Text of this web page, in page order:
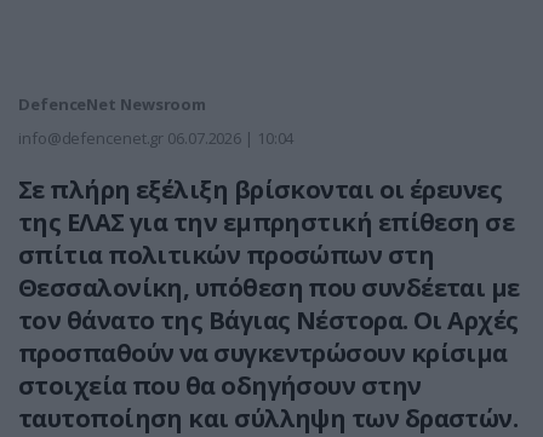
DefenceNet Newsroom
info@defencenet.gr 06.07.2026 | 10:04
Σε πλήρη εξέλιξη βρίσκονται οι έρευνες
της ΕΛΑΣ για την εμπρηστική επίθεση σε
σπίτια πολιτικών προσώπων στη
Θεσσαλονίκη, υπόθεση που συνδέεται με
τον θάνατο της Βάγιας Νέστορα. Οι Αρχές
προσπαθούν να συγκεντρώσουν κρίσιμα
στοιχεία που θα οδηγήσουν στην
ταυτοποίηση και σύλληψη των δραστών.